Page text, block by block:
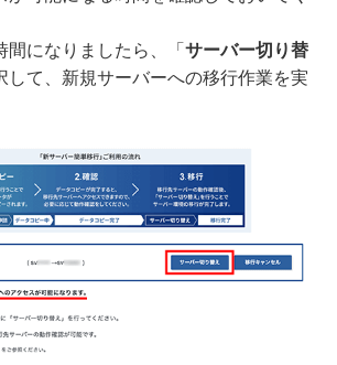
間になりましたら、「サーバー切り替
して、新規サーバーへの移行作業を実